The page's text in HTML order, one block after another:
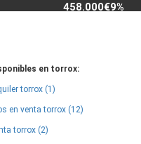
458.000€9%
en torrox:
torrox (1)
en venta torrox (12)
torrox (2)